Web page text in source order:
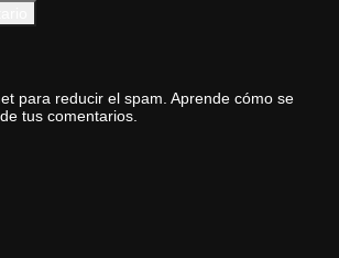
para reducir el spam. Aprende cómo se
tus comentarios.